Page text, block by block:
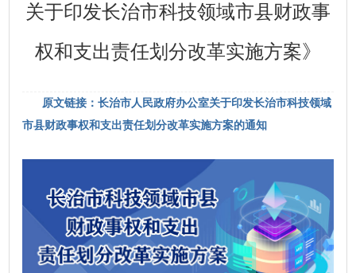
关于印发长治市科技领域市县财政事
权和支出责任划分改革实施方案》
原文链接：长治市人民政府办公室关于印发长治市科技领域
市县财政事权和支出责任划分改革实施方案的通知